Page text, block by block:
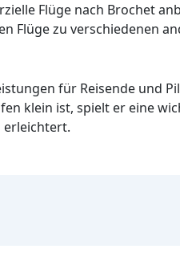
Flüge nach Brochet
Flüge zu verschiedenen
für Reisende und
klein ist, spielt er eine
erleichtert.